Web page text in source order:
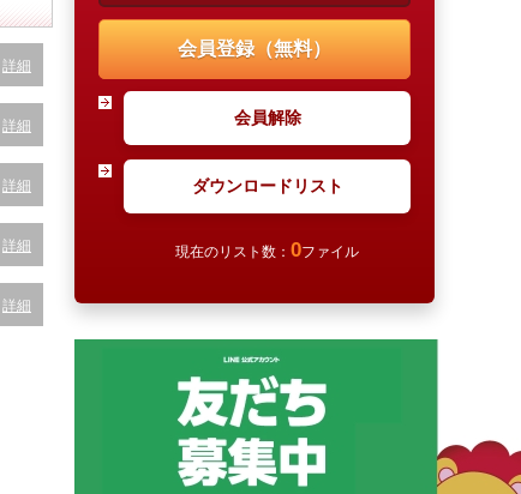
詳細
詳細
詳細
詳細
詳細
会員登録（無料）
会員解除
ダウンロードリスト
現在のリスト数： 0ファイル